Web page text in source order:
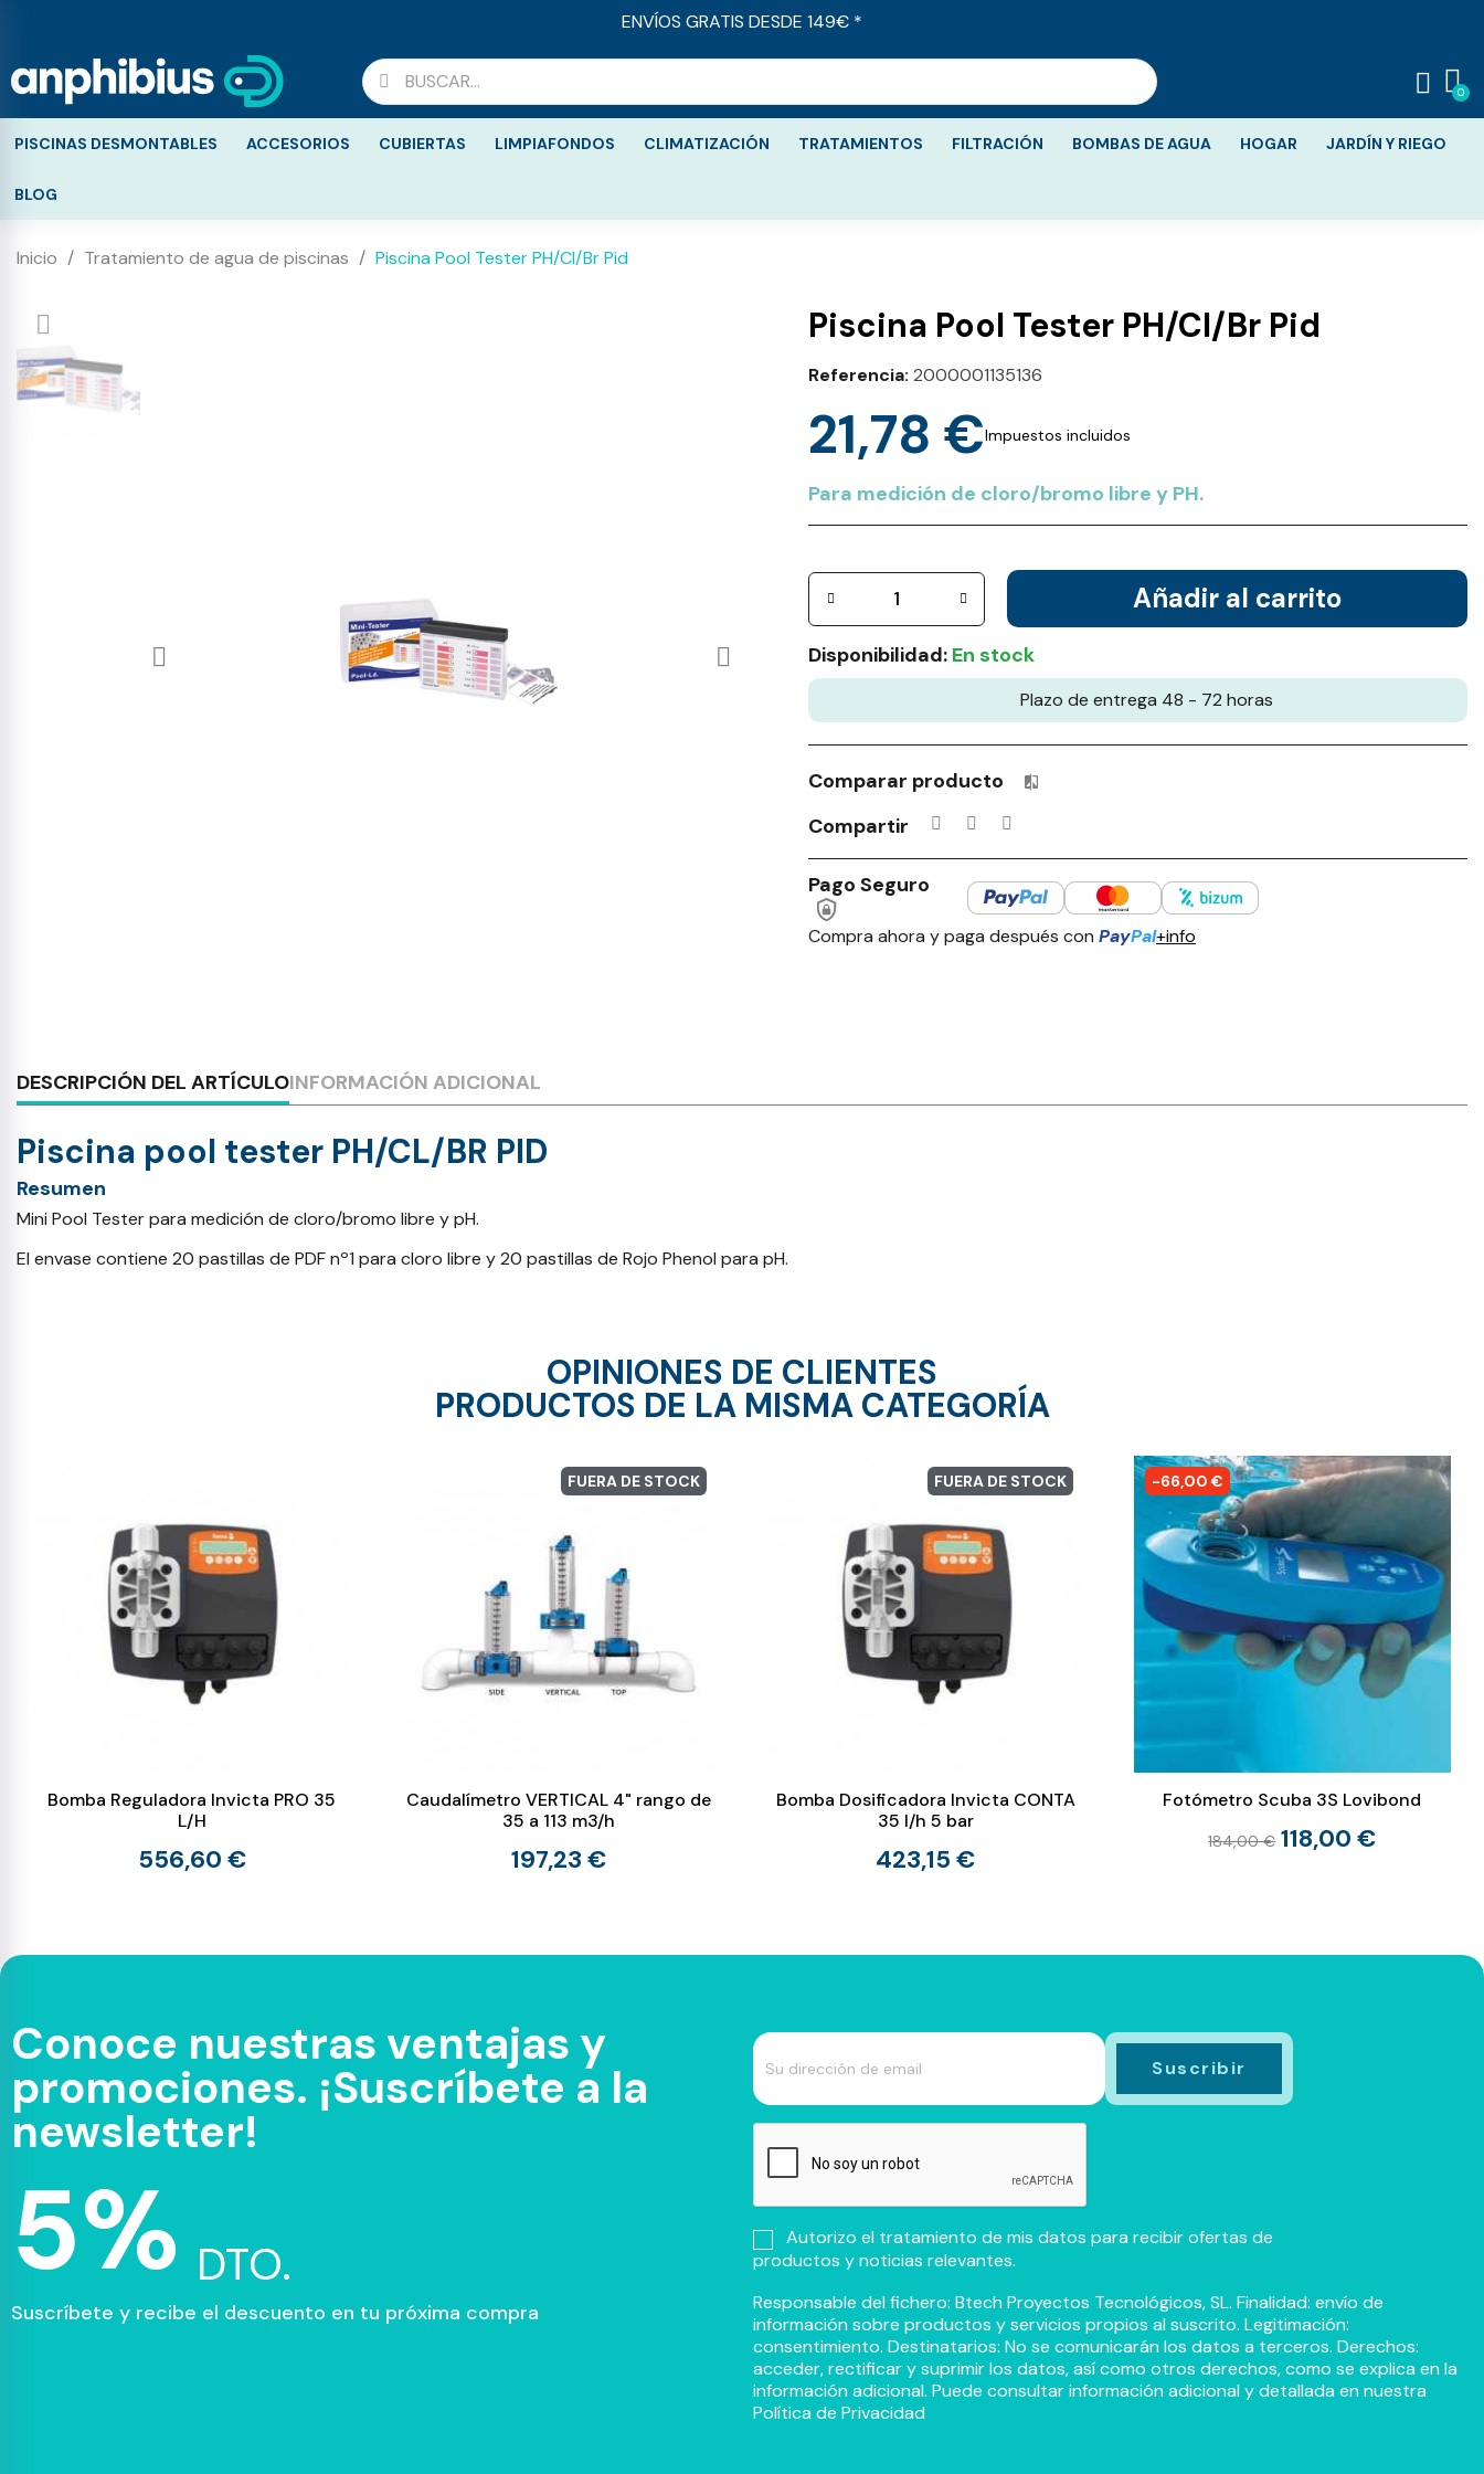
ENVÍOS GRATIS DESDE 149€ *
PISCINAS DESMONTABLES ACCESORIOS CUBIERTAS LIMPIAFONDOS CLIMATIZACIÓN TRATAMIENTOS FILTRACIÓN BOMBAS DE AGUA HOGAR JARDÍN Y RIEGO
BLOG
Inicio Tratamiento de agua de piscinas Piscina Pool Tester PH/Cl/Br Pid
Piscina Pool Tester PH/Cl/Br Pid
Referencia 2000001135136
21,78 €Impuestos incluidos
Para medición de cloro/bromo libre y PH.
Añadir al carrito
Disponibilidad: En stock
Plazo de entrega 48 - 72 horas
Comparar producto Productos incluidos en tu lista de comparación: 0 / 4
Compartir
Pago Seguro
Compra ahora y paga después con PayPal+info
DESCRIPCIÓN DEL ARTÍCULOINFORMACIÓN ADICIONAL
Piscina pool tester PH/CL/BR PID
Resumen
Mini Pool Tester para medición de cloro/bromo libre y pH.
El envase contiene 20 pastillas de PDF nº1 para cloro libre y 20 pastillas de Rojo Phenol para pH.
OPINIONES DE CLIENTES
PRODUCTOS DE LA MISMA CATEGORÍA
Bomba Reguladora Invicta PRO 35
L/H
556,60 €
FUERA DE STOCK
Caudalímetro VERTICAL 4" rango de
35 a 113 m3/h
197,23 €
FUERA DE STOCK
Bomba Dosificadora Invicta CONTA
35 l/h 5 bar
423,15 €
-66,00 €
Fotómetro Scuba 3S Lovibond
184,00 € 118,00 €
Conoce nuestras ventajas y
promociones. ¡Suscríbete a la
newsletter!
5% DTO.
Suscríbete y recibe el descuento en tu próxima compra
Autorizo el tratamiento de mis datos para recibir ofertas de
productos y noticias relevantes.
Responsable del fichero: Btech Proyectos Tecnológicos, SL. Finalidad: envío de
información sobre productos y servicios propios al suscrito. Legitimación:
consentimiento. Destinatarios: No se comunicarán los datos a terceros. Derechos:
acceder, rectificar y suprimir los datos, así como otros derechos, como se explica en la
información adicional. Puede consultar información adicional y detallada en nuestra
Política de Privacidad